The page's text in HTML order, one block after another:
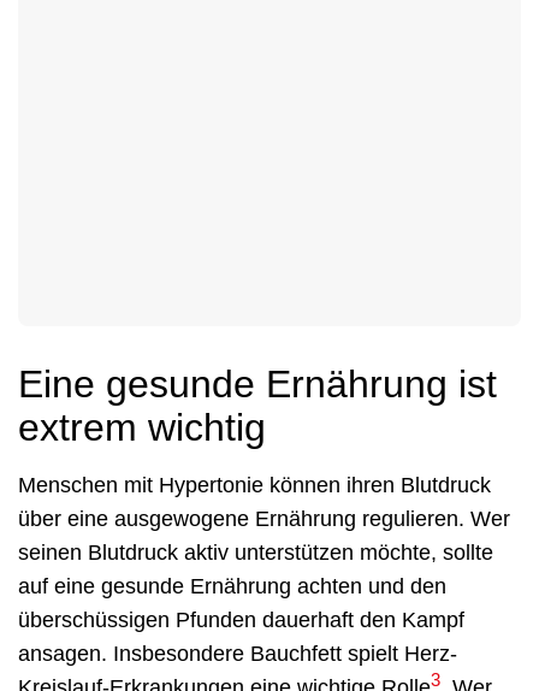
Eine gesunde Ernährung ist
extrem wichtig
Menschen mit Hypertonie können ihren Blutdruck
über eine ausgewogene Ernährung regulieren. Wer
seinen Blutdruck aktiv unterstützen möchte, sollte
auf eine gesunde Ernährung achten und den
überschüssigen Pfunden dauerhaft den Kampf
ansagen. Insbesondere Bauchfett spielt Herz-
3